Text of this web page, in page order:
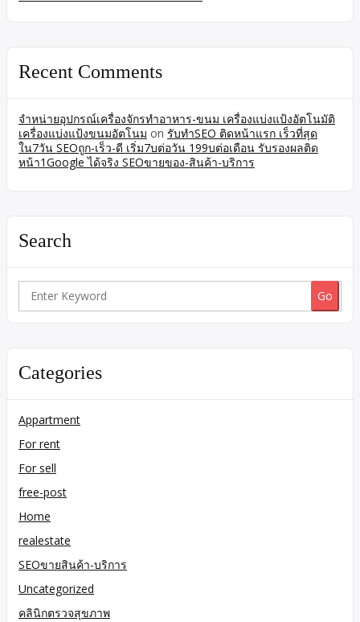
Recent Comments
จำหน่ายอุปกรณ์เครื่องจักรทำอาหาร-ขนม เครื่องแบ่งแป้งอัตโนมัติ
เครื่องแบ่งแป้งขนมอัตโนม on รับทำSEO ติดหน้าแรก เร็วที่สุด
ใน7วัน SEOถูก-เร็ว-ดี เริ่ม7บต่อวัน 199บต่อเดือน รับรองผลติด
หน้า1Google ได้จริง SEOขายของ-สินค้า-บริการ
Search
Search
Categories
Appartment
For rent
For sell
free-post
Home
realestate
SEOขายสินค้า-บริการ
Uncategorized
คลินิกตรวจสุขภาพ